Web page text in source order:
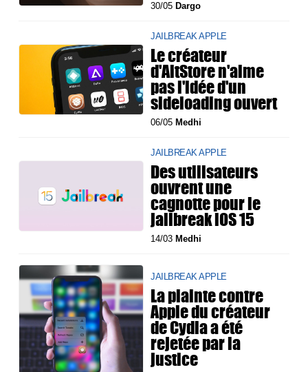
30/05 Dargo
JAILBREAK APPLE
Le créateur
d'AltStore n'aime
pas l'idée d'un
sideloading ouvert
06/05 Medhi
JAILBREAK APPLE
Des utilisateurs
ouvrent une
cagnotte pour le
jailbreak iOS 15
14/03 Medhi
JAILBREAK APPLE
La plainte contre
Apple du créateur
de Cydia a été
rejetée par la
justice